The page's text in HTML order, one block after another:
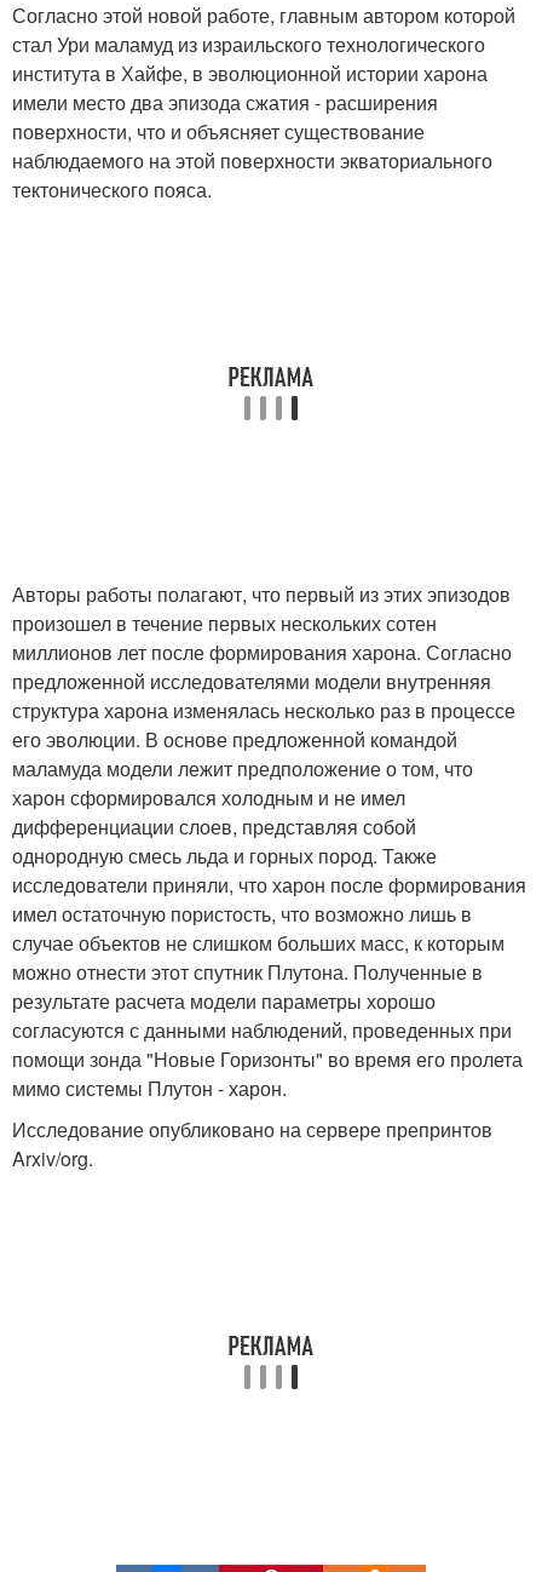
Согласно этой новой работе, главным автором которой
стал Ури маламуд из израильского технологического
института в Хайфе, в эволюционной истории харона
имели место два эпизода сжатия - расширения
поверхности, что и объясняет существование
наблюдаемого на этой поверхности экваториального
тектонического пояса.
Авторы работы полагают, что первый из этих эпизодов
произошел в течение первых нескольких сотен
миллионов лет после формирования харона. Согласно
предложенной исследователями модели внутренняя
структура харона изменялась несколько раз в процессе
его эволюции. В основе предложенной командой
маламуда модели лежит предположение о том, что
харон сформировался холодным и не имел
дифференциации слоев, представляя собой
однородную смесь льда и горных пород. Также
исследователи приняли, что харон после формирования
имел остаточную пористость, что возможно лишь в
случае объектов не слишком больших масс, к которым
можно отнести этот спутник Плутона. Полученные в
результате расчета модели параметры хорошо
согласуются с данными наблюдений, проведенных при
помощи зонда "Новые Горизонты" во время его пролета
мимо системы Плутон - харон.
Исследование опубликовано на сервере препринтов
Arxiv/org.